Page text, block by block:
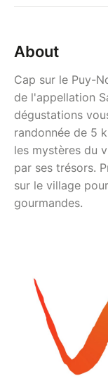
About
Cap sur le Puy-
de l'appellation
dégustations
randonnée de 5
les mystères du
par ses trésors.
sur le village
gourmandes.